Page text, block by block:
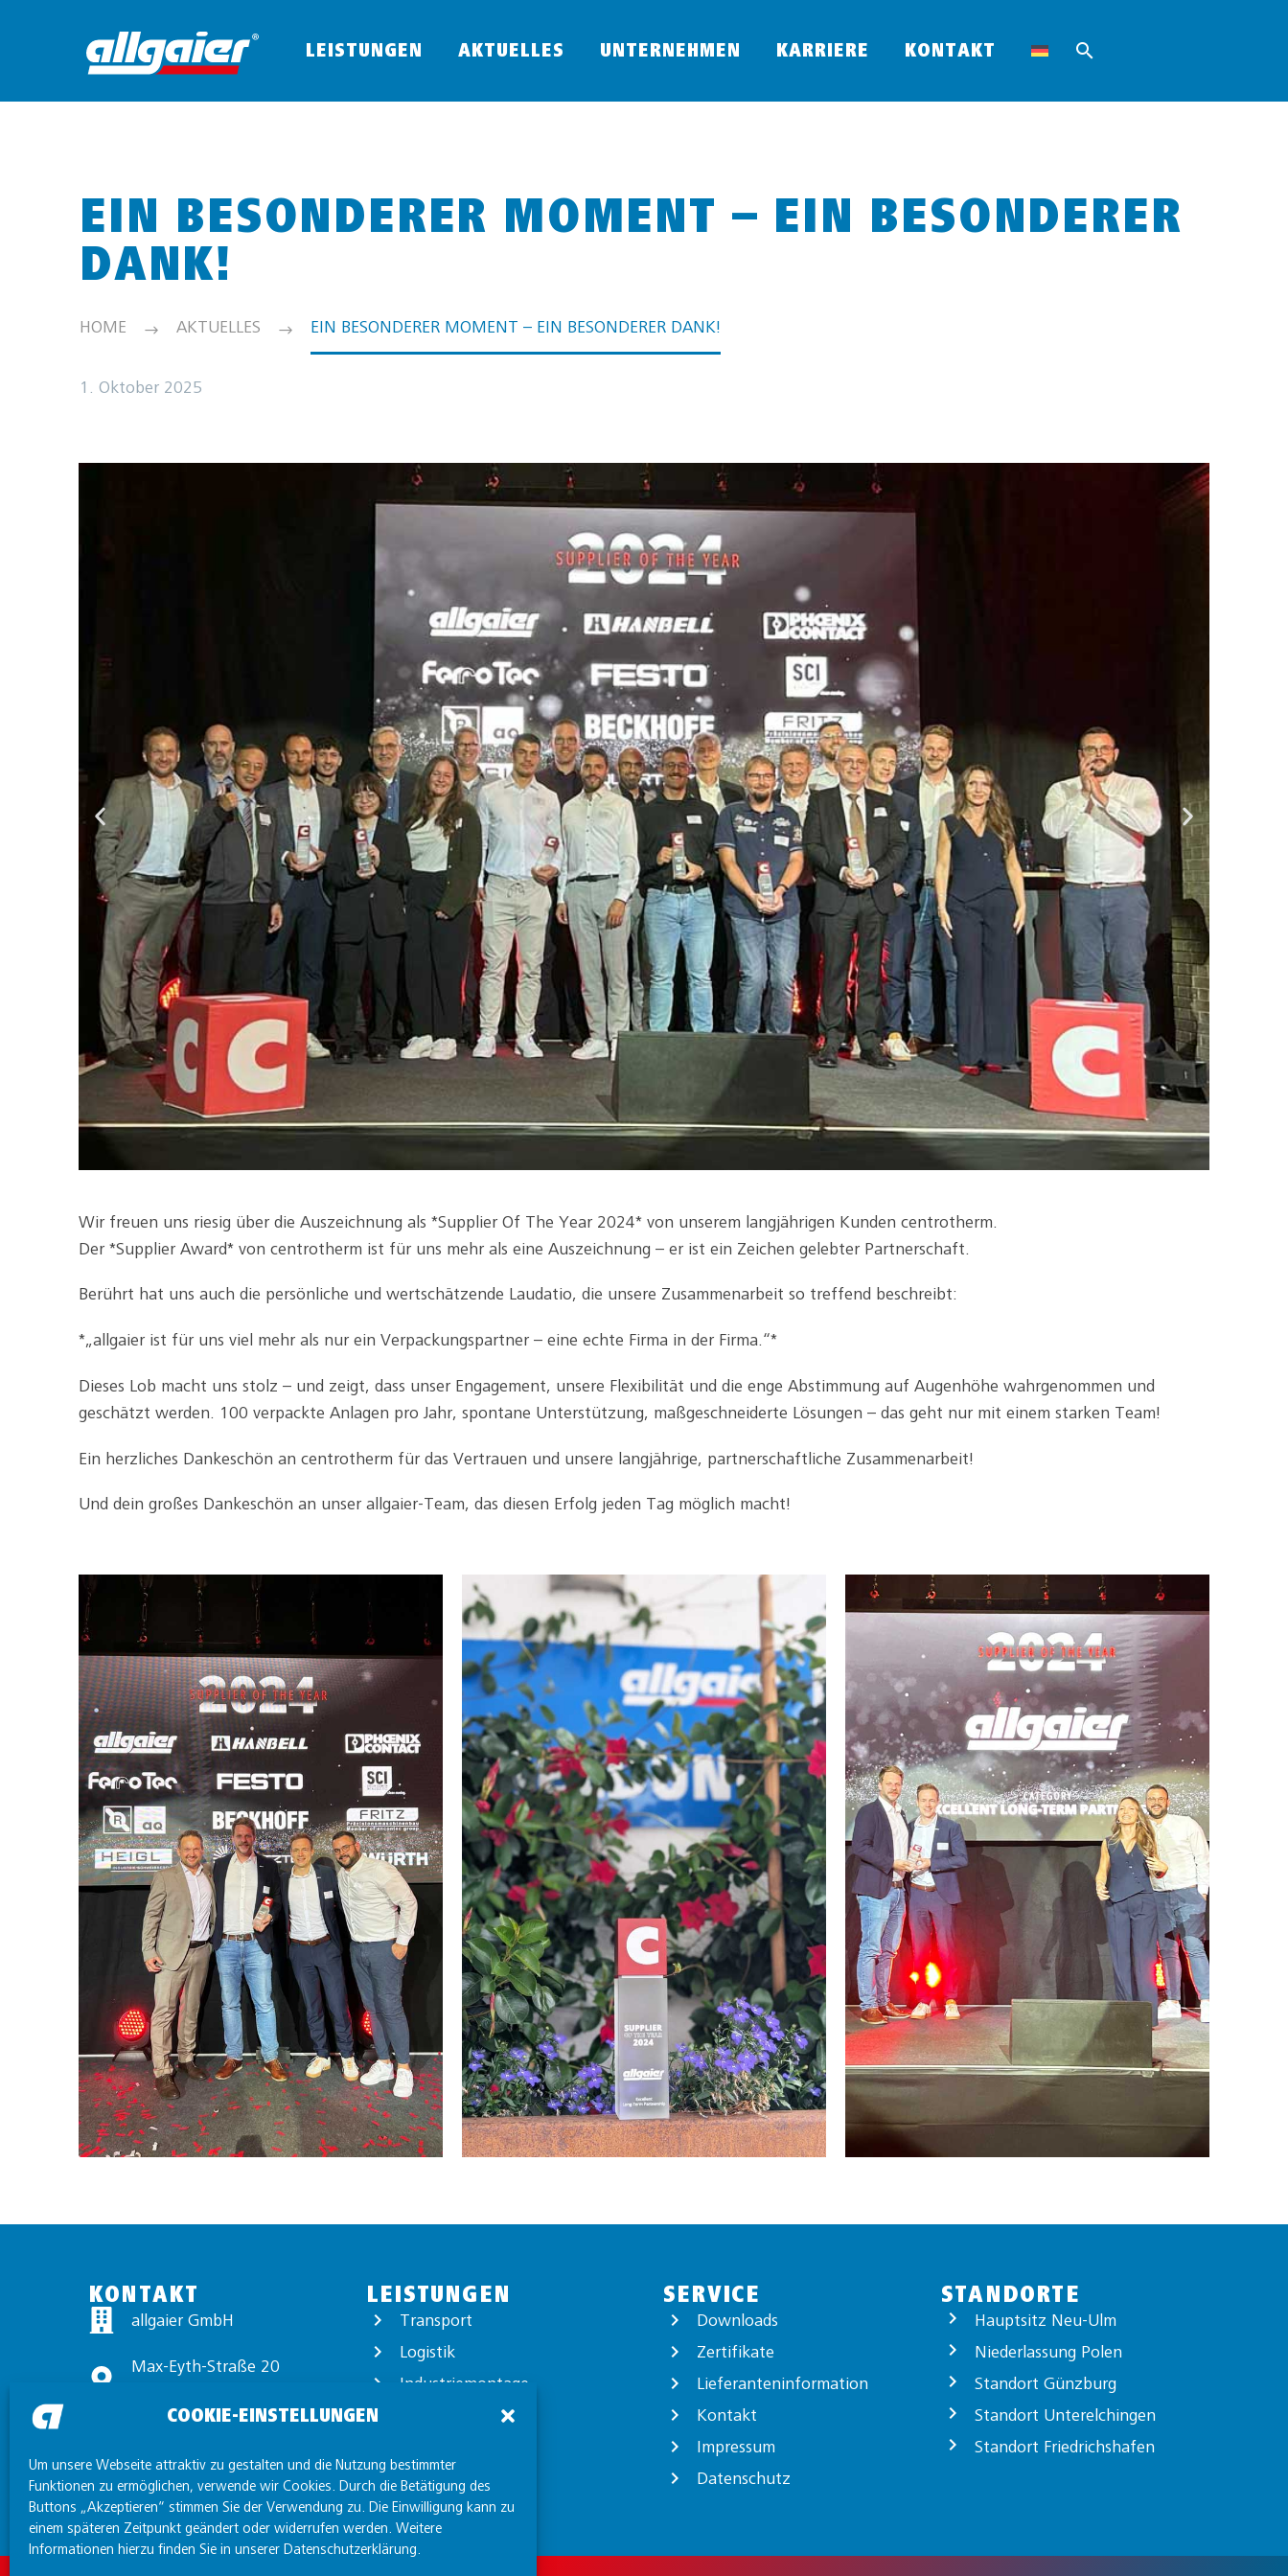
COOKIE-EINSTELLUNGEN
Um unsere Webseite attraktiv zu gestalten und die Nutzung bestimmter
Funktionen zu ermöglichen, verwende wir Cookies. Durch die Betätigung des
Buttons „Akzeptieren“ stimmen Sie der Verwendung zu. Die Einwilligung kann zu
einem späteren Zeitpunkt geändert oder widerrufen werden. Weitere
Informationen hierzu finden Sie in unserer Datenschutzerklärung.
LEISTUNGEN AKTUELLES UNTERNEHMEN KARRIERE KONTAKT
EIN BESONDERER MOMENT – EIN BESONDERER
DANK!
HOME AKTUELLES EIN BESONDERER MOMENT – EIN BESONDERER DANK!
1. Oktober 2025
Wir freuen uns riesig über die Auszeichnung als *Supplier Of The Year 2024* von unserem langjährigen Kunden centrotherm.
Der *Supplier Award* von centrotherm ist für uns mehr als eine Auszeichnung – er ist ein Zeichen gelebter Partnerschaft.
Berührt hat uns auch die persönliche und wertschätzende Laudatio, die unsere Zusammenarbeit so treffend beschreibt:
*„allgaier ist für uns viel mehr als nur ein Verpackungspartner – eine echte Firma in der Firma.“*
Dieses Lob macht uns stolz – und zeigt, dass unser Engagement, unsere Flexibilität und die enge Abstimmung auf Augenhöhe wahrgenommen und
geschätzt werden. 100 verpackte Anlagen pro Jahr, spontane Unterstützung, maßgeschneiderte Lösungen – das geht nur mit einem starken Team!
Ein herzliches Dankeschön an centrotherm für das Vertrauen und unsere langjährige, partnerschaftliche Zusammenarbeit!
Und dein großes Dankeschön an unser allgaier-Team, das diesen Erfolg jeden Tag möglich macht!
KONTAKT
allgaier GmbH
Max-Eyth-Straße 20
info@allgaier.com
LEISTUNGEN
Transport
Logistik
Industriemontage
Exportverpackung
SERVICE
Downloads
Zertifikate
Lieferanteninformation
Kontakt
Impressum
Datenschutz
STANDORTE
Hauptsitz Neu-Ulm
Niederlassung Polen
Standort Günzburg
Standort Unterelchingen
Standort Friedrichshafen